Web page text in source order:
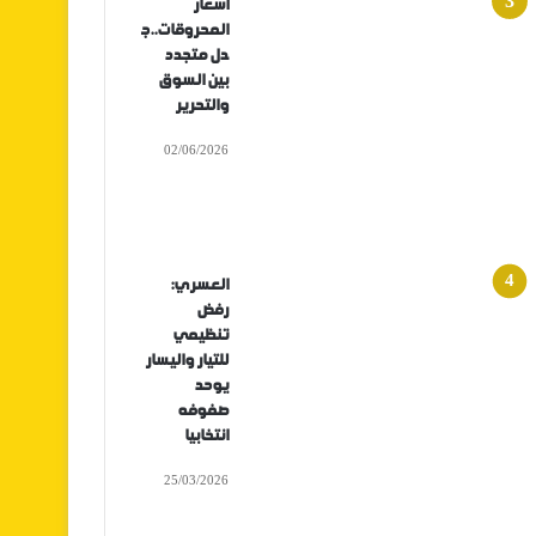
أسعار
المحروقات..ج
دل متجدد
بين السوق
والتحرير
02/06/2026
العسري:
رفض
تنظيمي
للتيار واليسار
يوحد
صفوفه
انتخابيا
25/03/2026